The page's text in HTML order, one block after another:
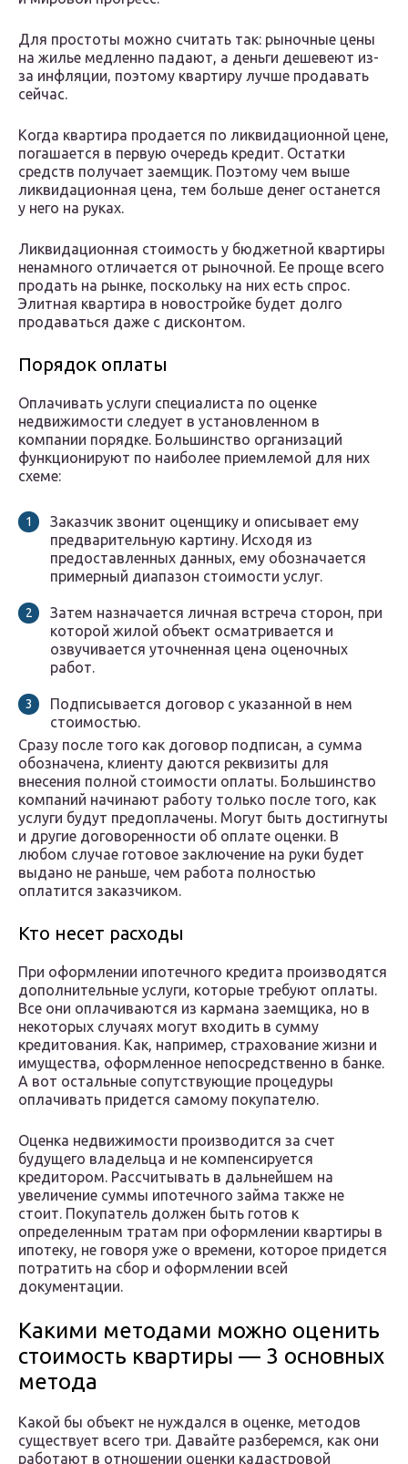
Для простоты можно считать так: рыночные цены
на жилье медленно падают, а деньги дешевеют из-
за инфляции, поэтому квартиру лучше продавать
сейчас.
Когда квартира продается по ликвидационной цене,
погашается в первую очередь кредит. Остатки
средств получает заемщик. Поэтому чем выше
ликвидационная цена, тем больше денег останется
у него на руках.
Ликвидационная стоимость у бюджетной квартиры
ненамного отличается от рыночной. Ее проще всего
продать на рынке, поскольку на них есть спрос.
Элитная квартира в новостройке будет долго
продаваться даже с дисконтом.
Порядок оплаты
Оплачивать услуги специалиста по оценке
недвижимости следует в установленном в
компании порядке. Большинство организаций
функционируют по наиболее приемлемой для них
схеме:
Заказчик звонит оценщику и описывает ему
предварительную картину. Исходя из
предоставленных данных, ему обозначается
примерный диапазон стоимости услуг.
Затем назначается личная встреча сторон, при
которой жилой объект осматривается и
озвучивается уточненная цена оценочных
работ.
Подписывается договор с указанной в нем
стоимостью.
Сразу после того как договор подписан, а сумма
обозначена, клиенту даются реквизиты для
внесения полной стоимости оплаты. Большинство
компаний начинают работу только после того, как
услуги будут предоплачены. Могут быть достигнуты
и другие договоренности об оплате оценки. В
любом случае готовое заключение на руки будет
выдано не раньше, чем работа полностью
оплатится заказчиком.
Кто несет расходы
При оформлении ипотечного кредита производятся
дополнительные услуги, которые требуют оплаты.
Все они оплачиваются из кармана заемщика, но в
некоторых случаях могут входить в сумму
кредитования. Как, например, страхование жизни и
имущества, оформленное непосредственно в банке.
А вот остальные сопутствующие процедуры
оплачивать придется самому покупателю.
Оценка недвижимости производится за счет
будущего владельца и не компенсируется
кредитором. Рассчитывать в дальнейшем на
увеличение суммы ипотечного займа также не
стоит. Покупатель должен быть готов к
определенным тратам при оформлении квартиры в
ипотеку, не говоря уже о времени, которое придется
потратить на сбор и оформлении всей
документации.
Какими методами можно оценить
стоимость квартиры — 3 основных
метода
Какой бы объект не нуждался в оценке, методов
существует всего три. Давайте разберемся, как они
работают в отношении оценки кадастровой